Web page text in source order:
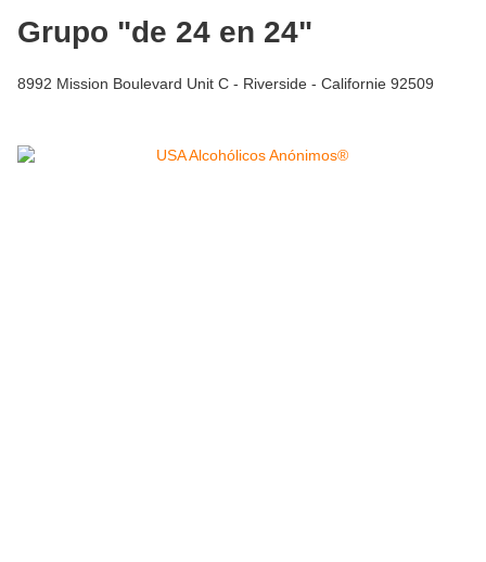
Grupo "de 24 en 24"
8992 Mission Boulevard Unit C - Riverside - Californie 92509